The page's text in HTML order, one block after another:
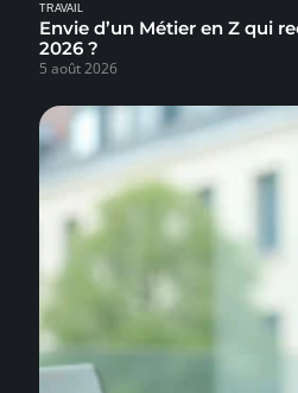
TRAVAIL
Envie d’un Métier en Z qui
2026 ?
5 août 2026